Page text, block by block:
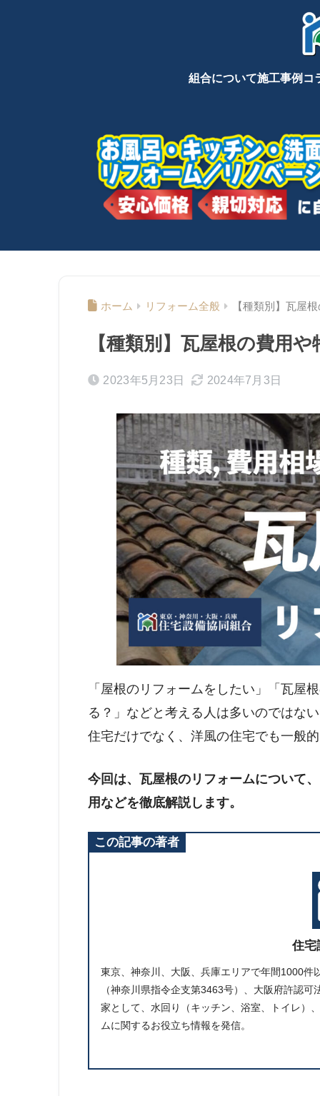
組合について施工事例 コ
ホーム リフォーム全般 【種類別】瓦屋
【種類別】瓦屋根の費用
2023年5月23日 2024年7月3日
「屋根のリフォームをしたい」「瓦屋
る？」などと考える人は多いのではな
住宅だけでなく、洋風の住宅でも一般
今回は、瓦屋根のリフォームについて
用などを徹底解説します。
この記事の著者
住宅
東京、神奈川、大阪、兵庫エリアで年間1000
（神奈川県指令企支第3463号）、大阪府許認
家として、水回り（キッチン、浴室、トイレ）
ムに関するお役立ち情報を発信。